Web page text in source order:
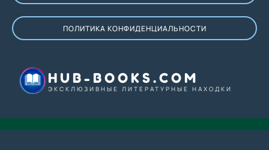
ПОЛИТИКА КОНФИДЕНЦИАЛЬНОСТИ
HUB-BOOKS.COM
ЭКСКЛЮЗИВНЫЕ ЛИТЕРАТУРНЫЕ НАХОДКИ